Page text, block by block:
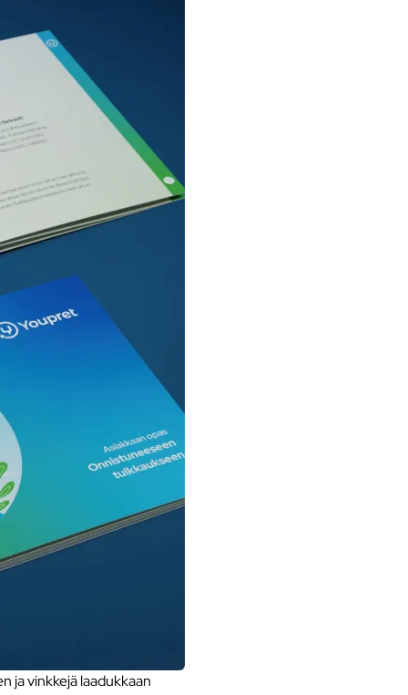
ja vinkkejä laadukkaan